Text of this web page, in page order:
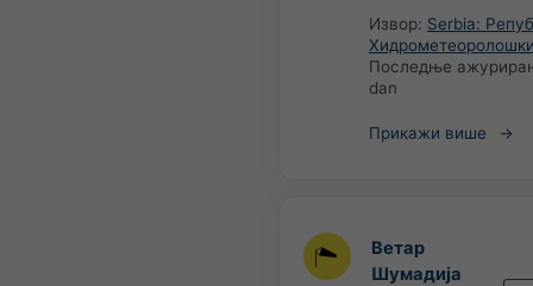
Извор: Serbia:
Последње
dan
Прикажи више
Ветар
Шумадија